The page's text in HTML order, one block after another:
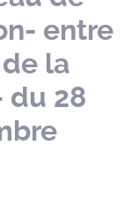
entre
de la
du 28